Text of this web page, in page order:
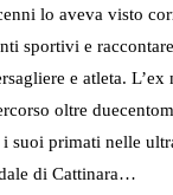
lo aveva visto
sportivi e
e atleta. L’ex
oltre
suoi primati nelle
di Cattinara…